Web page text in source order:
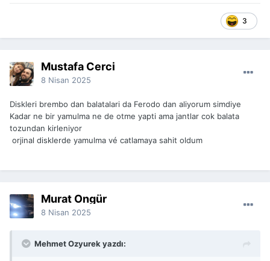
3
Mustafa Cerci
8 Nisan 2025
Diskleri brembo dan balatalari da Ferodo dan aliyorum simdiye
Kadar ne bir yamulma ne de otme yapti ama jantlar cok balata
tozundan kirleniyor
orjinal disklerde yamulma vé catlamaya sahit oldum
Murat Öngür
8 Nisan 2025
Mehmet Ozyurek yazdı: